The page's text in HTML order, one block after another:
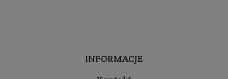
INFORMACJE